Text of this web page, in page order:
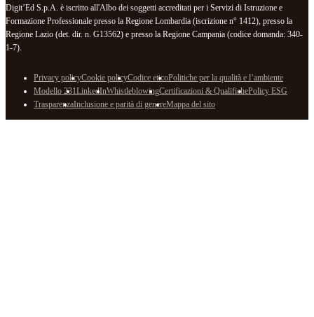
Digit’Ed S.p.A. è iscritto all'Albo dei soggetti accreditati per i Servizi di Istruzione e
Formazione Professionale presso la Regione Lombardia (iscrizione n° 1412), presso la
Regione Lazio (det. dir. n. G13562) e presso la Regione Campania (codice domanda: 340-
1-7).
Privacy policyCookie policyCodice eticoPolitiche per la qualità e l’ambiente
Modello 231LinkedInWhistleblowingCertificazioni & QualifichePolicy ESG
TrasparenzaInclusione e parità di genereMappa del sito